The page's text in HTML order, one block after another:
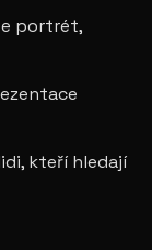
portrét,
kteří hledají